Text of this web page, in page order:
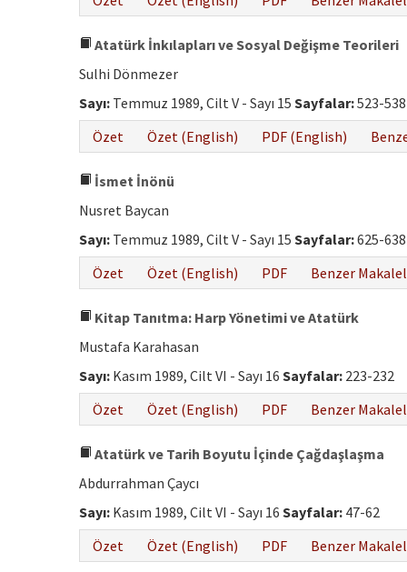
Atatürk İnkılapları ve Sosyal Değişme Teorileri
Sulhi Dönmezer
Sayı: Temmuz 1989, Cilt V - Sayı 15 Sayfalar:523-538
Özet
Özet (English) PDF (English)
İsmet İnönü
Nusret Baycan
Sayı: Temmuz 1989, Cilt V - Sayı 15 Sayfalar:625-638
Özet
Özet (English) PDF Benzer
Kitap Tanıtma: Harp Yönetimi ve Atatürk
Mustafa Karahasan
Sayı: Kasım 1989, Cilt VI - Sayı 16 Sayfalar: 223-232
Özet
Özet (English) PDF Benzer
Atatürk ve Tarih Boyutu İçinde Çağdaşlaşma
Abdurrahman Çaycı
Sayı: Kasım 1989, Cilt VI - Sayı 16 Sayfalar: 47-62
Özet
Özet (English) PDF Benzer